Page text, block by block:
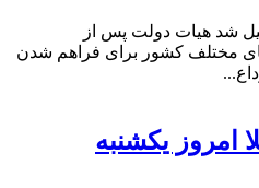
شد هیات دولت پس از
مختلف کشور برای فراهم شدن
امروز یکشنبه